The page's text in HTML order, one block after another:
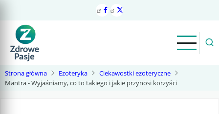
treści
Strona główna Ezoteryka
Ciekawostki ezoteryczne
Mantra - Wyjaśniamy, co to takiego i jakie przynosi korzyści